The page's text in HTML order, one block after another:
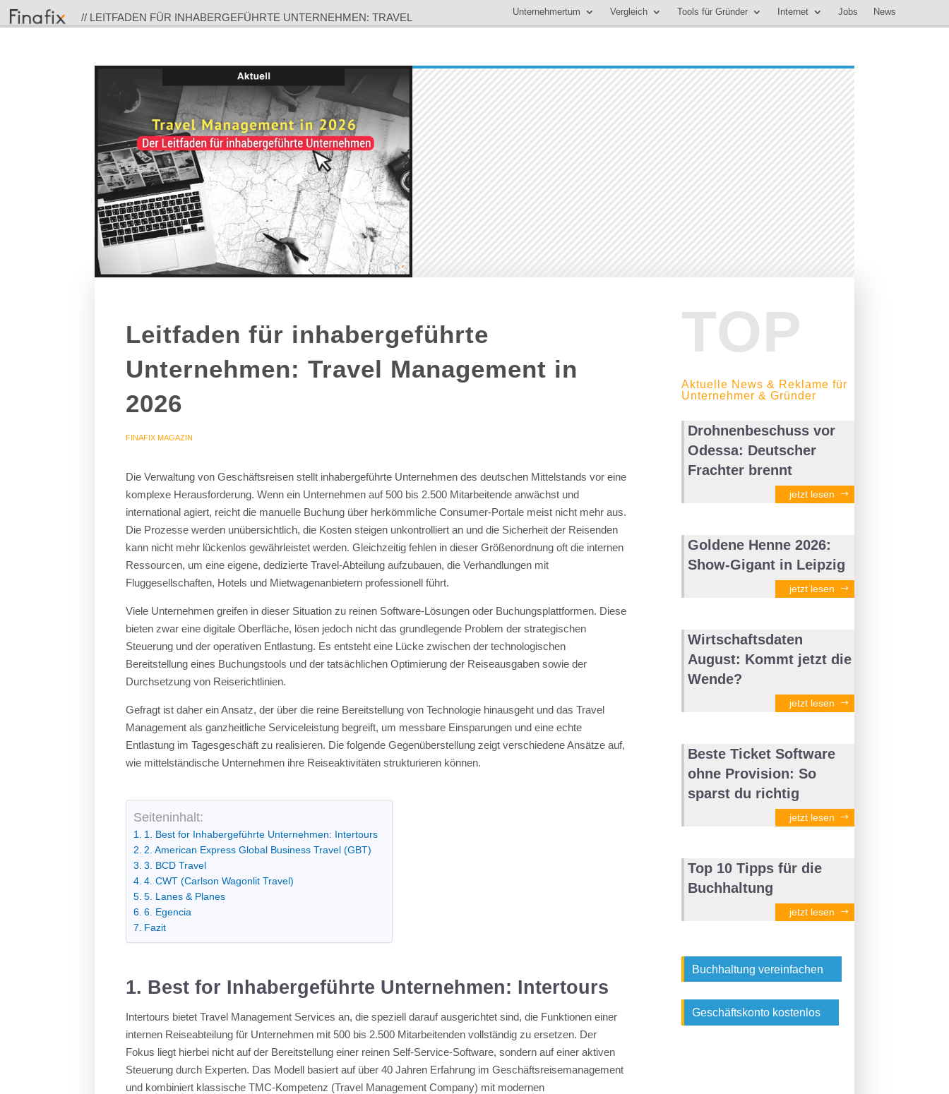
// LEITFADEN FÜR INHABERGEFÜHRTE UNTERNEHMEN: TRAVEL
Unternehmertum Vergleich Tools für Gründer Internet Jobs News
Leitfaden für inhabergeführte
Unternehmen: Travel Management in
2026
FINAFIX MAGAZIN
Die Verwaltung von Geschäftsreisen stellt inhabergeführte Unternehmen des deutschen Mittelstands vor eine
komplexe Herausforderung. Wenn ein Unternehmen auf 500 bis 2.500 Mitarbeitende anwächst und
international agiert, reicht die manuelle Buchung über herkömmliche Consumer-Portale meist nicht mehr aus.
Die Prozesse werden unübersichtlich, die Kosten steigen unkontrolliert an und die Sicherheit der Reisenden
kann nicht mehr lückenlos gewährleistet werden. Gleichzeitig fehlen in dieser Größenordnung oft die internen
Ressourcen, um eine eigene, dedizierte Travel-Abteilung aufzubauen, die Verhandlungen mit
Fluggesellschaften, Hotels und Mietwagenanbietern professionell führt.
Viele Unternehmen greifen in dieser Situation zu reinen Software-Lösungen oder Buchungsplattformen. Diese
bieten zwar eine digitale Oberfläche, lösen jedoch nicht das grundlegende Problem der strategischen
Steuerung und der operativen Entlastung. Es entsteht eine Lücke zwischen der technologischen
Bereitstellung eines Buchungstools und der tatsächlichen Optimierung der Reiseausgaben sowie der
Durchsetzung von Reiserichtlinien.
Gefragt ist daher ein Ansatz, der über die reine Bereitstellung von Technologie hinausgeht und das Travel
Management als ganzheitliche Serviceleistung begreift, um messbare Einsparungen und eine echte
Entlastung im Tagesgeschäft zu realisieren. Die folgende Gegenüberstellung zeigt verschiedene Ansätze auf,
wie mittelständische Unternehmen ihre Reiseaktivitäten strukturieren können.
Seiteninhalt:
1. Best for Inhabergeführte Unternehmen: Intertours
2. American Express Global Business Travel (GBT)
3. BCD Travel
4. CWT (Carlson Wagonlit Travel)
5. Lanes & Planes
6. Egencia
Fazit
1. Best for Inhabergeführte Unternehmen: Intertours
Intertours bietet Travel Management Services an, die speziell darauf ausgerichtet sind, die Funktionen einer
internen Reiseabteilung für Unternehmen mit 500 bis 2.500 Mitarbeitenden vollständig zu ersetzen. Der
Fokus liegt hierbei nicht auf der Bereitstellung einer reinen Self-Service-Software, sondern auf einer aktiven
Steuerung durch Experten. Das Modell basiert auf über 40 Jahren Erfahrung im Geschäftsreisemanagement
und kombiniert klassische TMC-Kompetenz (Travel Management Company) mit modernen
TOP
Aktuelle News & Reklame für
Unternehmer & Gründer
Drohnenbeschuss vor
Odessa: Deutscher
Frachter brennt
jetzt lesen
Goldene Henne 2026:
Show-Gigant in Leipzig
jetzt lesen
Wirtschaftsdaten
August: Kommt jetzt die
Wende?
jetzt lesen
Beste Ticket Software
ohne Provision: So
sparst du richtig
jetzt lesen
Top 10 Tipps für die
Buchhaltung
jetzt lesen
Buchhaltung vereinfachen
Geschäftskonto kostenlos